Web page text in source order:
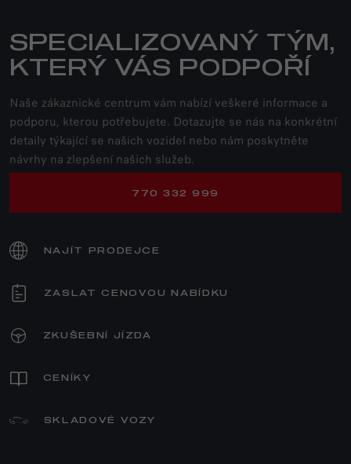
SPECIALIZOVANÝ TÝM,
KTERÝ VÁS PODPOŘÍ
Naše zákaznické centrum vám nabízí veškeré informace a
podporu, kterou potřebujete. Dotazujte se nás na konkrétní
detaily týkající se našich vozidel nebo nám poskytněte
návrhy na zlepšení našich služeb.
770 332 999
NAJÍT PRODEJCE
ZASLAT CENOVOU NABÍDKU
ZKUŠEBNÍ JÍZDA
CENÍKY
SKLADOVÉ VOZY